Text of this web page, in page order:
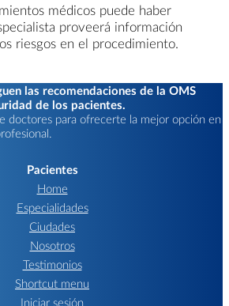
médicos puede haber
proveerá información
riesgos en el procedimiento.
las recomendaciones de la OMS
de los pacientes.
doctores para ofrecerte la mejor opción en
Pacientes
Home
Especialidades
Ciudades
Nosotros
Testimonios
Shortcut menu
Iniciar sesión